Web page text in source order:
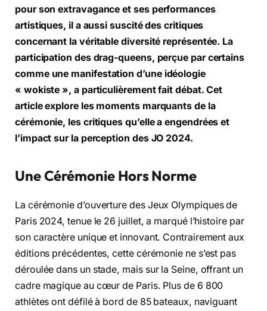
pour son extravagance et ses performances
artistiques, il a aussi suscité des critiques
concernant la véritable diversité représentée. La
participation des drag-queens, perçue par certains
comme une manifestation d’une idéologie
« wokiste », a particulièrement fait débat. Cet
article explore les moments marquants de la
cérémonie, les critiques qu’elle a engendrées et
l’impact sur la perception des JO 2024.
Une Cérémonie Hors Norme
La cérémonie d’ouverture des Jeux Olympiques de
Paris 2024, tenue le 26 juillet, a marqué l’histoire par
son caractère unique et innovant. Contrairement aux
éditions précédentes, cette cérémonie ne s’est pas
déroulée dans un stade, mais sur la Seine, offrant un
cadre magique au cœur de Paris. Plus de 6 800
athlètes ont défilé à bord de 85 bateaux, naviguant